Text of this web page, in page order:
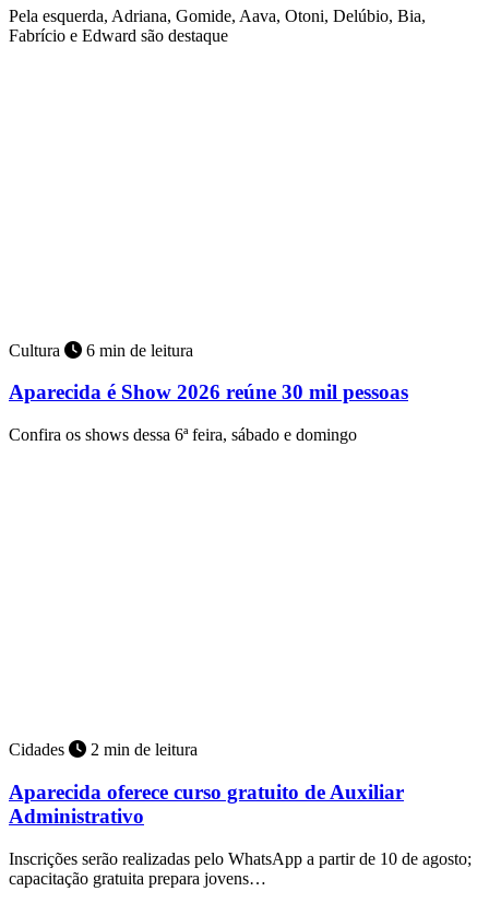
Pela esquerda, Adriana, Gomide, Aava, Otoni, Delúbio, Bia,
Fabrício e Edward são destaque
Cultura 6 min de leitura
Aparecida é Show 2026 reúne 30 mil pessoas
Confira os shows dessa 6ª feira, sábado e domingo
Cidades 2 min de leitura
Aparecida oferece curso gratuito de Auxiliar
Administrativo
Inscrições serão realizadas pelo WhatsApp a partir de 10 de agosto;
capacitação gratuita prepara jovens…